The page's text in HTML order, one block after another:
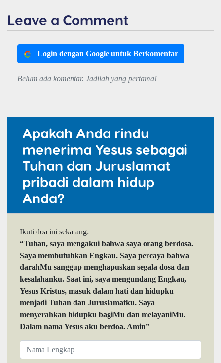
Leave a Comment
Login dengan Google untuk Berkomentar
Belum ada komentar. Jadilah yang pertama!
Apakah Anda rindu
menerima Yesus sebagai
Tuhan dan Juruslamat
pribadi dalam hidup
Anda?
Ikuti doa ini sekarang:
“Tuhan, saya mengakui bahwa saya orang berdosa.
Saya membutuhkan Engkau. Saya percaya bahwa
darahMu sanggup menghapuskan segala dosa dan
kesalahanku. Saat ini, saya mengundang Engkau,
Yesus Kristus, masuk dalam hati dan hidupku
menjadi Tuhan dan Juruslamatku. Saya
menyerahkan hidupku bagiMu dan melayaniMu.
Dalam nama Yesus aku berdoa. Amin”